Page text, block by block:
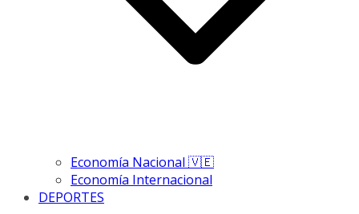
Economía Nacional 🇻🇪
Economía Internacional
DEPORTES